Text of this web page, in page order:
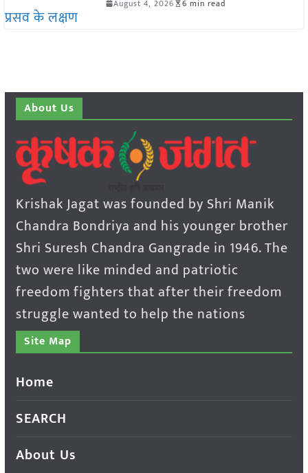
August 4, 2026 6 min read
About Us
Krishak Jagat was founded by Shri Manik
Chandra Bondriya and his younger brother
Shri Suresh Chandra Gangrade in 1946. The
two were like minded and patriotic
freedom fighters that after their freedom
struggle wanted to help the nations
Site Map
Home
SEARCH
About Us